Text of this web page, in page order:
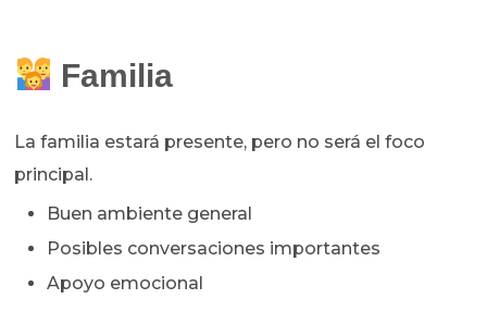
Familia
La familia estará presente, pero no será el foco
principal.
Buen ambiente general
Posibles conversaciones importantes
Apoyo emocional